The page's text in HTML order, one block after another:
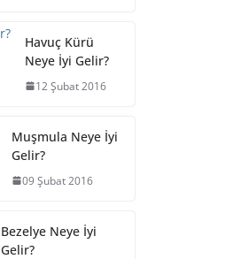
Havuç Kürü
Neye İyi Gelir?
12 Şubat 2016
Muşmula Neye İyi
Gelir?
09 Şubat 2016
Bezelye Neye İyi
Gelir?